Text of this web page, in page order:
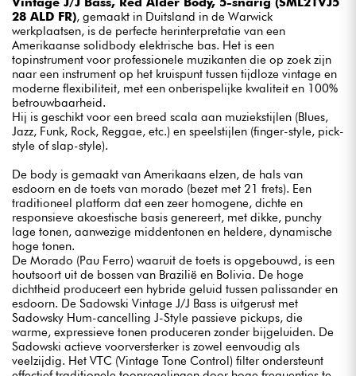
28 ALD FR), gemaakt in Duitsland in de Warwick
werkplaatsen, is de perfecte herinterpretatie van een
Amerikaanse solidbody elektrische bas. Het is een
topinstrument voor professionele muzikanten die op zoek zijn
naar een instrument op het kruispunt tussen tijdloze vintage en
moderne flexibiliteit, met een onberispelijke kwaliteit en 100%
betrouwbaarheid.
Hij is geschikt voor een breed scala aan muziekstijlen (Blues,
Jazz, Funk, Rock, Reggae, etc.) en speelstijlen (finger-style, pick-
style of slap-style).
De body is gemaakt van Amerikaans elzen, de hals van
esdoorn en de toets van morado (bezet met 21 frets). Een
traditioneel platform dat een zeer homogene, dichte en
responsieve akoestische basis genereert, met dikke, punchy
lage tonen, aanwezige middentonen en heldere, dynamische
hoge tonen.
De Morado (Pau Ferro) waaruit de toets is opgebouwd, is een
houtsoort uit de bossen van Brazilië en Bolivia. De hoge
dichtheid produceert een hybride geluid tussen palissander en
esdoorn. De Sadowski Vintage J/J Bass is uitgerust met
Sadowsky Hum-cancelling J-Style passieve pickups, die
warme, expressieve tonen produceren zonder bijgeluiden. De
Sadowski actieve voorversterker is zowel eenvoudig als
veelzijdig. Het VTC (Vintage Tone Control) filter ondersteunt